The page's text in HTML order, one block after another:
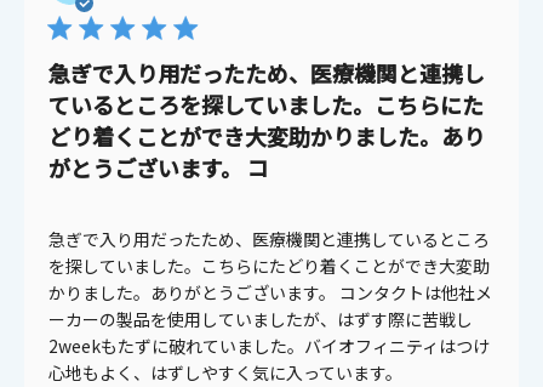
急ぎで入り用だったため、医療機関と連携し
ているところを探していました。こちらにた
どり着くことができ大変助かりました。あり
がとうございます。 コ
急ぎで入り用だったため、医療機関と連携しているところ
を探していました。こちらにたどり着くことができ大変助
かりました。ありがとうございます。 コンタクトは他社メ
ーカーの製品を使用していましたが、はずす際に苦戦し
2weekもたずに破れていました。バイオフィニティはつけ
心地もよく、はずしやすく気に入っています。